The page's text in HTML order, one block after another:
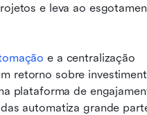
e leva ao
e a centralização
retorno sobre
plataforma de
automatiza grande